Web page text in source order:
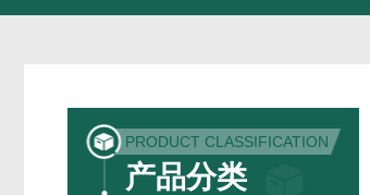
PRODUCT CLASSIFICATION
产品分类